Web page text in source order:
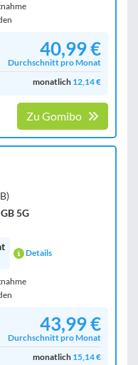
40,99 €
Durchschnitt pro Monat
monatlich 12,14 €
Zu Gomibo
5G
Details
43,99 €
Durchschnitt pro Monat
monatlich 15,14 €